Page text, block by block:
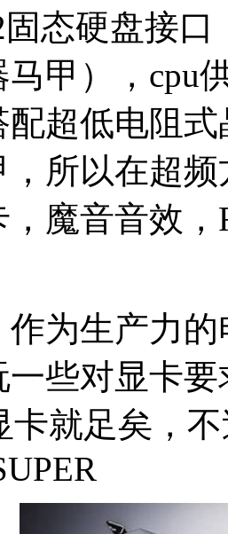
态硬盘接
马甲），cpu
超低电阻
所以在超
魔音音效
作为生产力
些对显卡
卡就足矣，